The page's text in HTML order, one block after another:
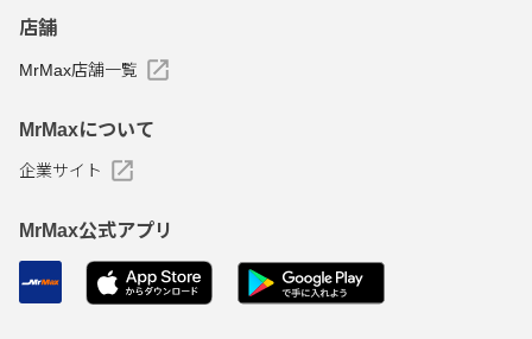
店舗
MrMax店舗一覧
MrMaxについて
企業サイト
MrMax公式アプリ